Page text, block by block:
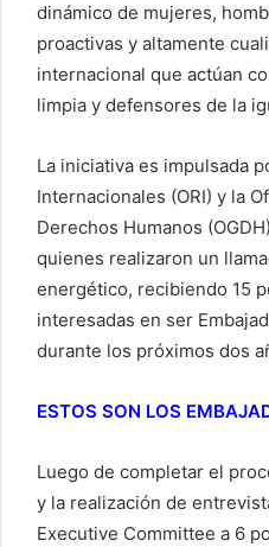
dinámico de mujeres,
proactivas y altamente
internacional que actúan
limpia y defensores de la
La iniciativa es impulsada
Internacionales (ORI) y la
Derechos Humanos
quienes realizaron un
energético, recibiendo 15
interesadas en ser
durante los próximos dos
ESTOS SON LOS
Luego de completar el
y la realización de
Executive Committee a 6